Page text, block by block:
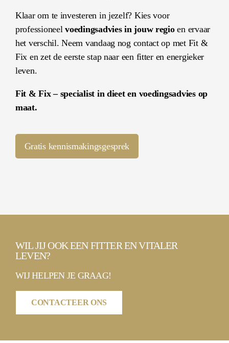
Klaar om te investeren in jezelf? Kies voor
professioneelvoedingsadvies in jouw regioen ervaar
het verschil. Neem vandaag nog contact op met Fit &
Fix en zet de eerste stap naar een fitter en energieker
leven.
Fit & Fix – specialist in dieet en voedingsadvies op
maat.
Gratis kennismakingsgesprek
WIL JIJ OOK EEN FITTER EN VITALER
LEVEN?
WIJ HELPEN JE GRAAG!
CONTACTEER ONS